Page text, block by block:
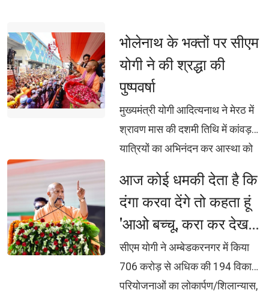
भोलेनाथ के भक्तों पर सीएम
योगी ने की श्रद्धा की
पुष्पवर्षा
मुख्यमंत्री योगी आदित्यनाथ ने मेरठ में
श्रावण मास की दशमी तिथि में कांवड़
यात्रियों का अभिनंदन कर आस्था को
से भी शिवभक्तों पर पुष्पवर्षा, हर-हर बम-
बम से गूंज उठा पश्चिम उत्तर प्रदेश,
भक्ति, समर्पण, सामाजिक व राष्ट्रीय
एकता और समरसता का जीवंत
उदाहरण प्रस्तुत कर रहे शिवभक्तः
मुख्यमंत्री
आज कोई धमकी देता है कि
दंगा करवा देंगे तो कहता हूं
'आओ बच्चू, करा कर देख
लो समझ मे आ जायेगा :
सीएम योगी
सीएम योगी ने अम्बेडकरनगर में किया
706 करोड़ से अधिक की 194 विकास
परियोजनाओं का लोकार्पण/शिलान्यास,